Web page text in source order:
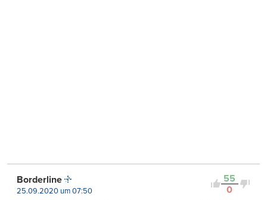
55
0
Borderline
25.09.2020 um 07:50